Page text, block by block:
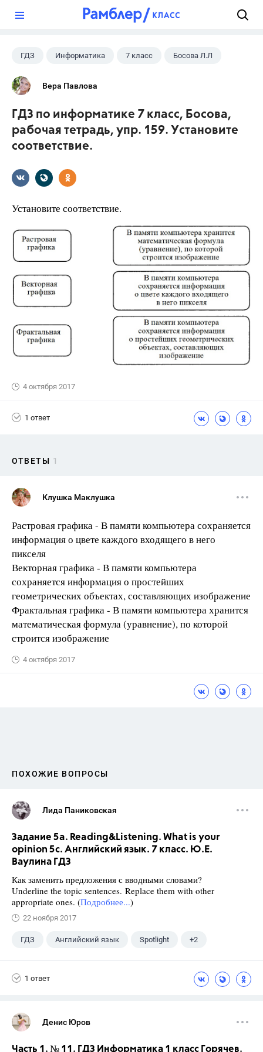
ГДЗ Информатика 7 класс Босова Л.Л
Вера Павлова
ГДЗ по информатике 7 класс, Босова,
рабочая тетрадь, упр. 159. Установите
соответствие.
Установите соответствие.
4 октября 2017
1 ответ
ОТВЕТЫ 1
Клушка Маклушка
Растровая графика - В памяти компьютера сохраняется
информация о цвете каждого входящего в него
пикселя
Векторная графика - В памяти компьютера
сохраняется информация о простейших
геометрических объектах, составляющих изображение
Фрактальная графика - В памяти компьютера хранится
математическая формула (уравнение), по которой
строится изображение
4 октября 2017
ПОХОЖИЕ ВОПРОСЫ
Лида Паниковская
Задание 5a. Reading&Listening. What is your
opinion 5c. Английский язык. 7 класс. Ю.Е.
Ваулина ГДЗ
Как заменить предложения с вводными словами?
Underline the topic sentences. Replace them with other
appropriate ones. (Подробнее...)
22 ноября 2017
ГДЗ Английский язык Spotlight +2
1 ответ
Денис Юров
Часть 1. № 11. ГДЗ Информатика 1 класс Горячев.